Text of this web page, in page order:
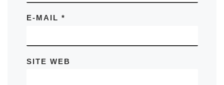
E-MAIL *
SITE WEB